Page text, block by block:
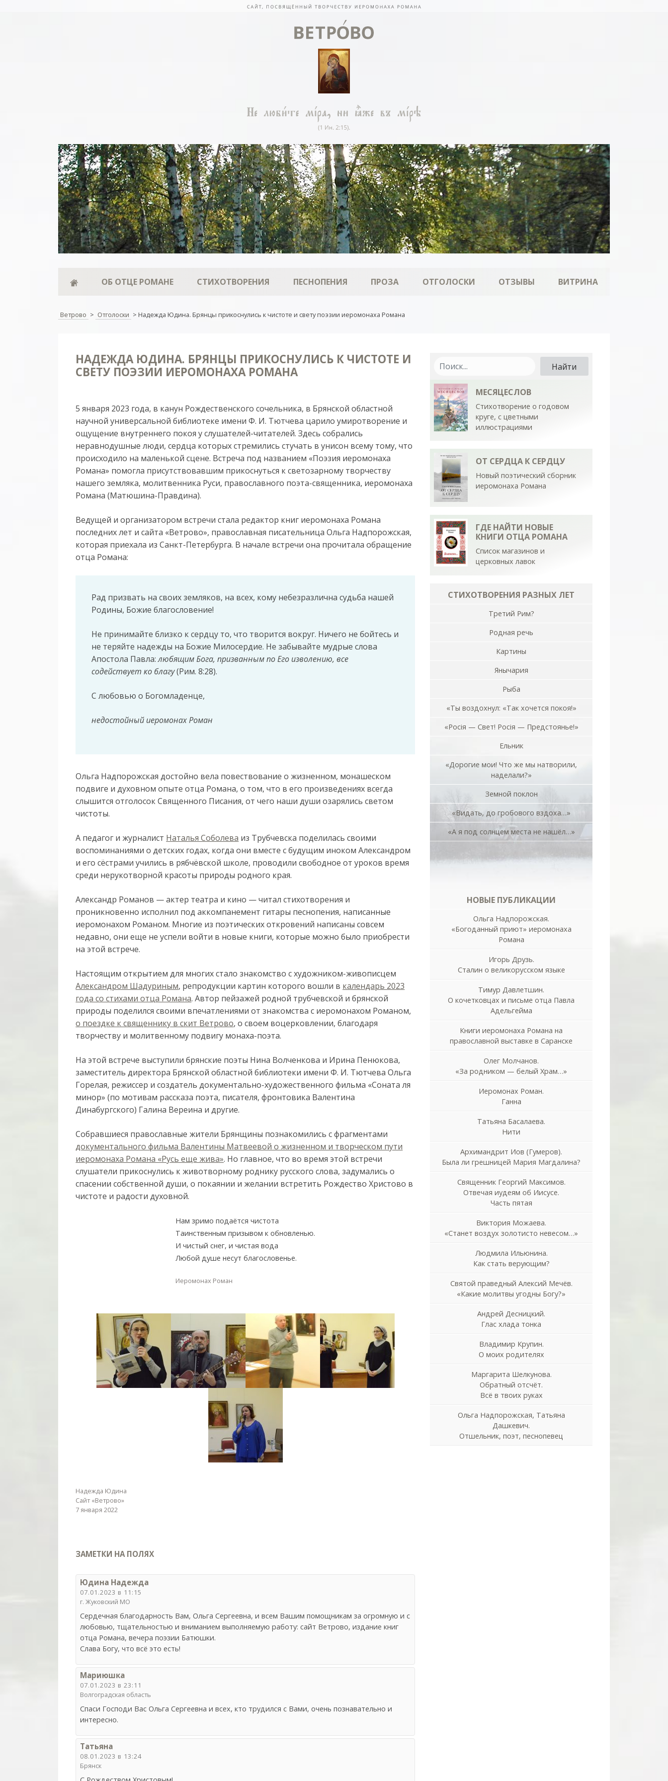
ОБ ОТЦЕ РОМАНЕ СТИХОТВОРЕНИЯ ПЕСНОПЕНИЯ ПРОЗА ОТГОЛОСКИ ОТЗЫВЫ ВИТРИНА
Ветрово > Отголоски > Надежда Юдина. Брянцы прикоснулись к чистоте и свету поэзии иеромонаха Романа
НАДЕЖДА ЮДИНА. БРЯНЦЫ ПРИКОСНУЛИСЬ К ЧИСТОТЕ И
СВЕТУ ПОЭЗИИ ИЕРОМОНАХА РОМАНА
5 января 2023 года, в канун Рождественского сочельника, в Брянской областной
научной универсальной библиотеке имени Ф. И. Тютчева царило умиротворение и
ощущение внутреннего покоя у слушателей-читателей. Здесь собрались
неравнодушные люди, сердца которых стремились стучать в унисон всему тому, что
происходило на маленькой сцене. Встреча под названием «Поэзия иеромонаха
Романа» помогла присутствовавшим прикоснуться к светозарному творчеству
нашего земляка, молитвенника Руси, православного поэта-священника, иеромонаха
Романа (Матюшина-Правдина).
Ведущей и организатором встречи стала редактор книг иеромонаха Романа
последних лет и сайта «Ветрово», православная писательница Ольга Надпорожская,
которая приехала из Санкт-Петербурга. В начале встречи она прочитала обращение
отца Романа:
Рад призвать на своих земляков, на всех, кому небезразлична судьба нашей
Родины, Божие благословение!
Не принимайте близко к сердцу то, что творится вокруг. Ничего не бойтесь и
не теряйте надежды на Божие Милосердие. Не забывайте мудрые слова
Апостола Павла:любящим Бога, призванным по Его изволению, все
содействует ко благу(Рим. 8:28).
С любовью о Богомладенце,
недостойный иеромонах Роман
Ольга Надпорожская достойно вела повествование о жизненном, монашеском
подвиге и духовном опыте отца Романа, о том, что в его произведениях всегда
слышится отголосок Священного Писания, от чего наши души озарялись светом
чистоты.
А педагог и журналист Наталья Соболева из Трубчевска поделилась своими
воспоминаниями о детских годах, когда они вместе с будущим иноком Александром
и его сёстрами учились в рябчёвской школе, проводили свободное от уроков время
среди нерукотворной красоты природы родного края.
Александр Романов — актер театра и кино — читал стихотворения и
проникновенно исполнил под аккомпанемент гитары песнопения, написанные
иеромонахом Романом. Многие из поэтических откровений написаны совсем
недавно, они еще не успели войти в новые книги, которые можно было приобрести
на этой встрече.
Настоящим открытием для многих стало знакомство с художником-живописцем
Александром Шадуриным, репродукции картин которого вошли в календарь 2023
года со стихами отца Романа. Автор пейзажей родной трубчевской и брянской
природы поделился своими впечатлениями от знакомства с иеромонахом Романом,
о поездке к священнику в скит Ветрово, о своем воцерковлении, благодаря
творчеству и молитвенному подвигу монаха-поэта.
На этой встрече выступили брянские поэты Нина Волченкова и Ирина Пенюкова,
заместитель директора Брянской областной библиотеки имени Ф. И. Тютчева Ольга
Горелая, режиссер и создатель документально-художественного фильма «Соната ля
минор» (по мотивам рассказа поэта, писателя, фронтовика Валентина
Динабургского) Галина Вереина и другие.
Собравшиеся православные жители Брянщины познакомились с фрагментами
документального фильма Валентины Матвеевой о жизненном и творческом пути
иеромонаха Романа «Русь еще жива». Но главное, что во время этой встречи
слушатели прикоснулись к животворному роднику русского слова, задумались о
спасении собственной души, о покаянии и желании встретить Рождество Христово в
чистоте и радости духовной.
Нам зримо подаётся чистота
Таинственным призывом к обновленью.
И чистый снег, и чистая вода
Любой душе несут благословенье.
Иеромонах Роман
Надежда Юдина
Сайт «Ветрово»
7 января 2022
ЗАМЕТКИ НА ПОЛЯХ
Юдина Надежда
07.01.2023 в 11:15
г. Жуковский МО
Сердечная благодарность Вам, Ольга Сергеевна, и всем Вашим помощникам за огромную и с
любовью, тщательностью и вниманием выполняемую работу: сайт Ветрово, издание книг
отца Романа, вечера поэзии Батюшки.
Слава Богу, что всё это есть!
Мариюшка
07.01.2023 в 23:11
Волгоградская область
Спаси Господи Вас Ольга Сергеевна и всех, кто трудился с Вами, очень познавательно и
интересно.
Татьяна
08.01.2023 в 13:24
Брянск
МЕСЯЦЕСЛОВ
Стихотворение о годовом
круге, с цветными
иллюстрациями
ОТ СЕРДЦА К СЕРДЦУ
Новый поэтический сборник
иеромонаха Романа
ГДЕ НАЙТИ НОВЫЕ
КНИГИ ОТЦА РОМАНА
Список магазинов и
церковных лавок
СТИХОТВОРЕНИЯ РАЗНЫХ ЛЕТ
Третий Рим?
Родная речь
Картины
Янычария
Рыба
«Ты воздохнул: «Так хочется покоя!»
«Росiя — Свет! Росiя — Предстоянье!»
Ельник
«Дорогие мои! Что же мы натворили,
наделали?»
Земной поклон
«Видать, до гробового вздоха…»
«А я под солнцем места не нашёл…»
НОВЫЕ ПУБЛИКАЦИИ
Ольга Надпорожская.
«Богоданный приют» иеромонаха
Романа
Игорь Друзь.
Сталин о великорусском языке
Тимур Давлетшин.
О кочетковцах и письме отца Павла
Адельгейма
Книги иеромонаха Романа на
православной выставке в Саранске
Олег Молчанов.
«За родником — белый Храм…»
Иеромонах Роман.
Ганна
Татьяна Басалаева.
Нити
Архимандрит Иов (Гумеров).
Была ли грешницей Мария Магдалина?
Священник Георгий Максимов.
Отвечая иудеям об Иисусе.
Часть пятая
Виктория Можаева.
«Станет воздух золотисто невесом…»
Людмила Ильюнина.
Как стать верующим?
Святой праведный Алексий Мечёв.
«Какие молитвы угодны Богу?»
Андрей Десницкий.
Глас хлада тонка
Владимир Крупин.
О моих родителях
Маргарита Шелкунова.
Обратный отсчёт.
Всё в твоих руках
Ольга Надпорожская, Татьяна
Дашкевич.
Отшельник, поэт, песнопевец